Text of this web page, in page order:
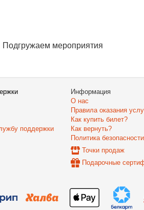
Подгружаем мероприятия
поддержки
Информация
О нас
Правила оказания
Как купить билет?
Как вернуть?
Политика безопасности
Точки продаж
Подарочные